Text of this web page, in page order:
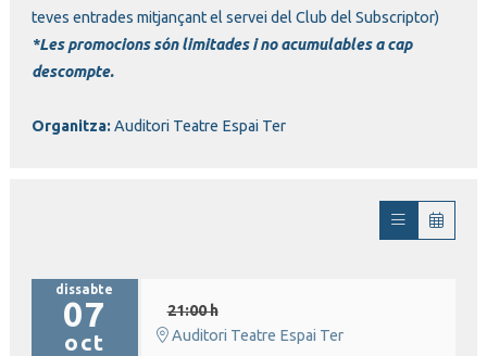
teves entrades mitjançant el servei del Club del Subscriptor)
*Les promocions són limitades i no acumulables a cap
descompte.
Organitza:Auditori Teatre Espai Ter
dissabte
07
oct
21:00 h
Auditori Teatre Espai Ter